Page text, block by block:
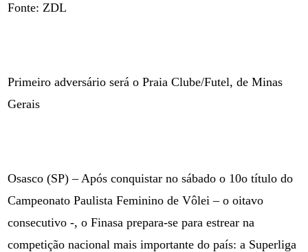
Fonte: ZDL
Primeiro adversário será o Praia Clube/Futel, de Minas
Gerais
Osasco (SP) – Após conquistar no sábado o 10o título do
Campeonato Paulista Feminino de Vôlei – o oitavo
consecutivo -, o Finasa prepara-se para estrear na
competição nacional mais importante do país: a Superliga